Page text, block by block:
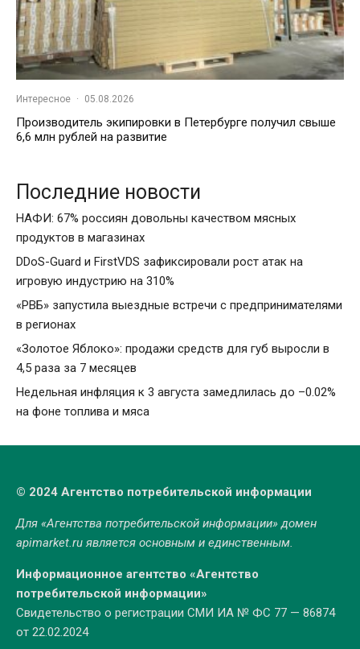
Интересное · 05.08.2026
Производитель экипировки в Петербурге получил свыше
6,6 млн рублей на развитие
Последние новости
НАФИ: 67% россиян довольны качеством мясных
продуктов в магазинах
DDoS-Guard и FirstVDS зафиксировали рост атак на
игровую индустрию на 310%
«РВБ» запустила выездные встречи с предпринимателями
в регионах
«Золотое Яблоко»: продажи средств для губ выросли в
4,5 раза за 7 месяцев
Недельная инфляция к 3 августа замедлилась до –0.02%
на фоне топлива и мяса
© 2024 Агентство потребительской информации
Для «Агентства потребительской информации» домен
apimarket.ruявляется основным и единственным.
Информационное агентство «Агентство
потребительской информации»
Свидетельство о регистрации СМИ ИА № ФС 77 — 86874
от 22.02.2024